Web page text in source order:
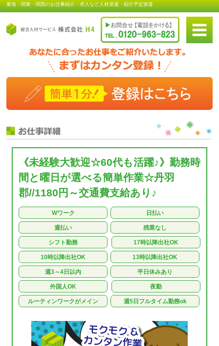
東海・関東・関西のお仕事紹介・求人など人材派遣・紹介予定派遣
《未経験大歓迎☆60代も活躍♪》勤務時
間と曜日が選べる簡単作業☆丹羽
郡//1180円～交通費支給あり♪
Wワーク 日払い
週払い 残業なし
シフト勤務 17時以降出社OK
10時以降出社OK 13時以降出社OK
週3～4日以内 平日休みあり
外国人OK 夜勤
ルーティンワークがメイン 週5日フルタイム勤務ok